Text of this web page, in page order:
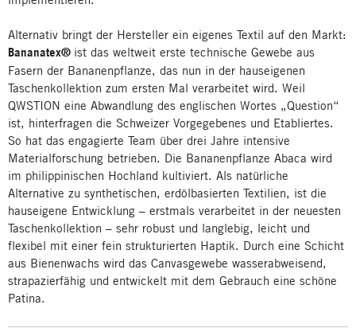
Alternativ bringt der Hersteller ein eigenes Textil auf den Markt:
Bananatex® ist das weltweit erste technische Gewebe aus
Fasern der Bananenpflanze, das nun in der hauseigenen
Taschenkollektion zum ersten Mal verarbeitet wird. Weil
QWSTION eine Abwandlung des englischen Wortes „Question“
ist, hinterfragen die Schweizer Vorgegebenes und Etabliertes.
So hat das engagierte Team über drei Jahre intensive
Materialforschung betrieben. Die Bananenpflanze Abaca wird
im philippinischen Hochland kultiviert. Als natürliche
Alternative zu synthetischen, erdölbasierten Textilien, ist die
hauseigene Entwicklung – erstmals verarbeitet in der neuesten
Taschenkollektion – sehr robust und langlebig, leicht und
flexibel mit einer fein strukturierten Haptik. Durch eine Schicht
aus Bienenwachs wird das Canvasgewebe wasserabweisend,
strapazierfähig und entwickelt mit dem Gebrauch eine schöne
Patina.